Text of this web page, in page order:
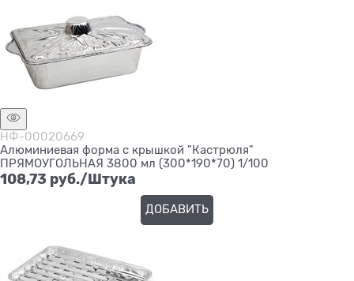
НФ-00020669
Алюминиевая форма с крышкой "Кастрюля"
ПРЯМОУГОЛЬНАЯ 3800 мл (300*190*70) 1/100
108,73 руб./Штука
ДОБАВИТЬ